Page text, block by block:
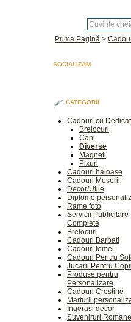
Prima Pagină >
SOCIALIZAM
CATEGORII
Cadouri cu
Brelocuri
Cani
Diverse
Magneti
Pixuri
Cadouri haioase
Cadouri Meserii
Decor/Utile
Diplome
Rame foto
Servicii Publicitare
Complete
Brelocuri
Cadouri Barbati
Cadouri femei
Cadouri Pentru
Jucarii Pentru Copii
Produse pentru
Personalizare
Cadouri Crestine
Marturii
Ingerasi decor
Suveniruri